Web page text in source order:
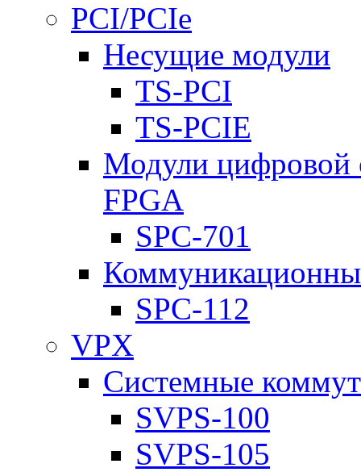
PCI/PCIe
Несущие модули
TS-PCI
TS-PCIE
Модули цифровой
FPGA
SPC-701
SPC-112
VPX
Системные
SVPS-100
SVPS-105